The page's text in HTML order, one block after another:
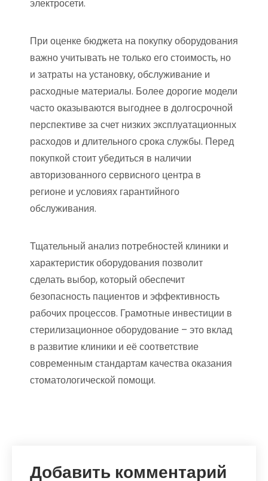
электросети.
При оценке бюджета на покупку оборудования
важно учитывать не только его стоимость, но
и затраты на установку, обслуживание и
расходные материалы. Более дорогие модели
часто оказываются выгоднее в долгосрочной
перспективе за счет низких эксплуатационных
расходов и длительного срока службы. Перед
покупкой стоит убедиться в наличии
авторизованного сервисного центра в
регионе и условиях гарантийного
обслуживания.
Тщательный анализ потребностей клиники и
характеристик оборудования позволит
сделать выбор, который обеспечит
безопасность пациентов и эффективность
рабочих процессов. Грамотные инвестиции в
стерилизационное оборудование – это вклад
в развитие клиники и её соответствие
современным стандартам качества оказания
стоматологической помощи.
Добавить комментарий